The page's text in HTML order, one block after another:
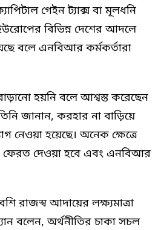
গেইন ট্যাক্স বা মূলধনি
বিভিন্ন দেশের আদলে
বলে এনবিআর কর্মকর্তারা
হয়নি বলে আশ্বস্ত করেছেন
জানান, করহার না বাড়িয়ে
নেওয়া হয়েছে। অনেক ক্ষেত্রে
ফেরত দেওয়া হবে এবং এনবিআর
রাজস্ব আদায়ের লক্ষ্যমাত্রা
বলেন, অর্থনীতির চাকা সচল